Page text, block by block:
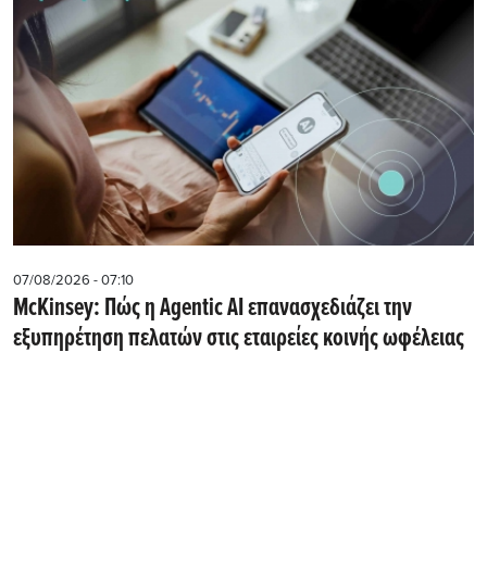
07/08/2026 - 07:10
McKinsey: Πώς η Agentic AI επανασχεδιάζει την
εξυπηρέτηση πελατών στις εταιρείες κοινής ωφέλειας